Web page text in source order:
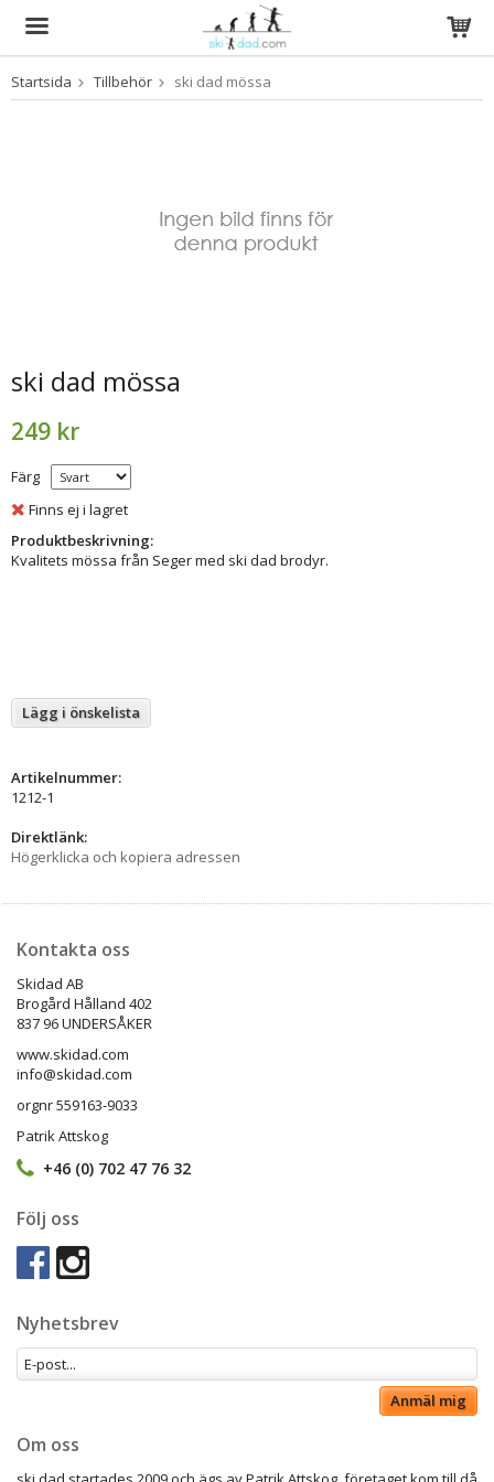
Produkten har blivit tillagd i varukorgen
Startsida Tillbehör ski dad mössa
ski dad mössa
249 kr
Färg
Finns ej i lagret
Produktbeskrivning:
Kvalitets mössa från Seger med ski dad brodyr.
Lägg i önskelista
Artikelnummer:
1212-1
Direktlänk:
Högerklicka och kopiera adressen
Kontakta oss
Skidad AB
Brogård Hålland 402
837 96 UNDERSÅKER
www.skidad.com
info@skidad.com
orgnr 559163-9033
Patrik Attskog
+46 (0) 702 47 76 32
Följ oss
Nyhetsbrev
Anmäl mig
Om oss